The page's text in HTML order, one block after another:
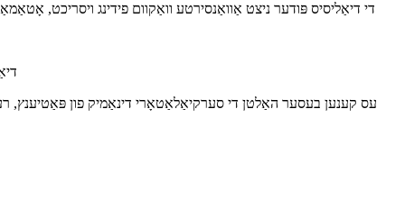
◆ די דיאַליסיס פּודער ניצט אַוואַנסירטע וואַקוום פידינג ויסריכט,
◆
◆ עס קענען בעסער האַלטן די סערקיאַלאַטאָרי דינאַמיק פון פּאַטיענץ,